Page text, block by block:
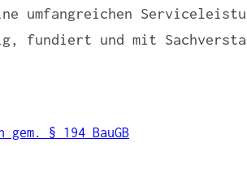
umfangreichen
fundiert und mit